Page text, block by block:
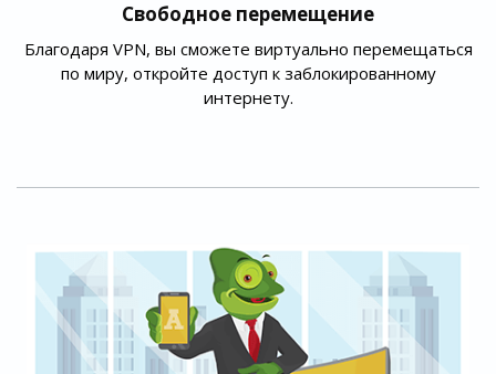
Свободное перемещение
Благодаря VPN, вы сможете виртуально перемещаться
по миру, откройте доступ к заблокированному
интернету.